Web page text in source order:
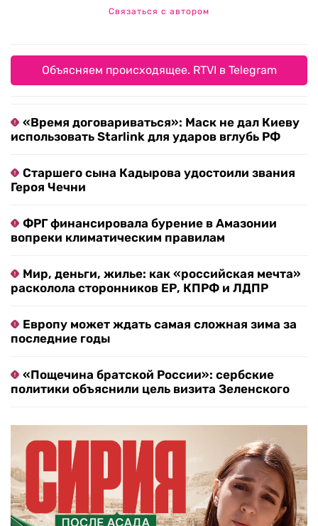
Связаться с автором
Объясняем происходящее. RTVI в Telegram
«Время договариваться»: Маск не дал Киеву
использовать Starlink для ударов вглубь РФ
Старшего сына Кадырова удостоили звания
Героя Чечни
ФРГ финансировала бурение в Амазонии
вопреки климатическим правилам
Мир, деньги, жилье: как «российская мечта»
расколола сторонников ЕР, КПРФ и ЛДПР
Европу может ждать самая сложная зима за
последние годы
«Пощечина братской России»: сербские
политики объяснили цель визита Зеленского